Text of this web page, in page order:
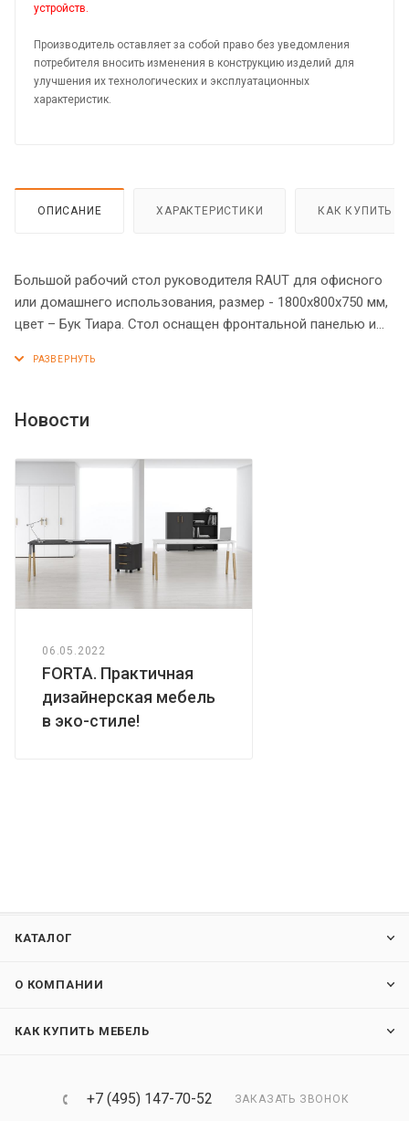
устройств.
Производитель оставляет за собой право без уведомления
потребителя вносить изменения в конструкцию изделий для
улучшения их технологических и эксплуатационных
характеристик.
ОПИСАНИЕ ХАРАКТЕРИСТИКИ КАК КУПИТЬ
Большой рабочий стол руководителя RAUT для офисного
или домашнего использования, размер - 1800х800х750 мм,
цвет – Бук Тиара. Стол оснащен фронтальной панелью и
профилем из МДФ 30 мм (видимая толщина столешницы –
расширение у основания. Стол оснащен дополнительной
по высоте опоры обеспечат столу устойчивость на
неровном полу.
Новости
06.05.2022
FORTA. Практичная
дизайнерская мебель
в эко-стиле!
КАТАЛОГ
О КОМПАНИИ
КАК КУПИТЬ МЕБЕЛЬ
+7 (495) 147-70-52 ЗАКАЗАТЬ ЗВОНОК